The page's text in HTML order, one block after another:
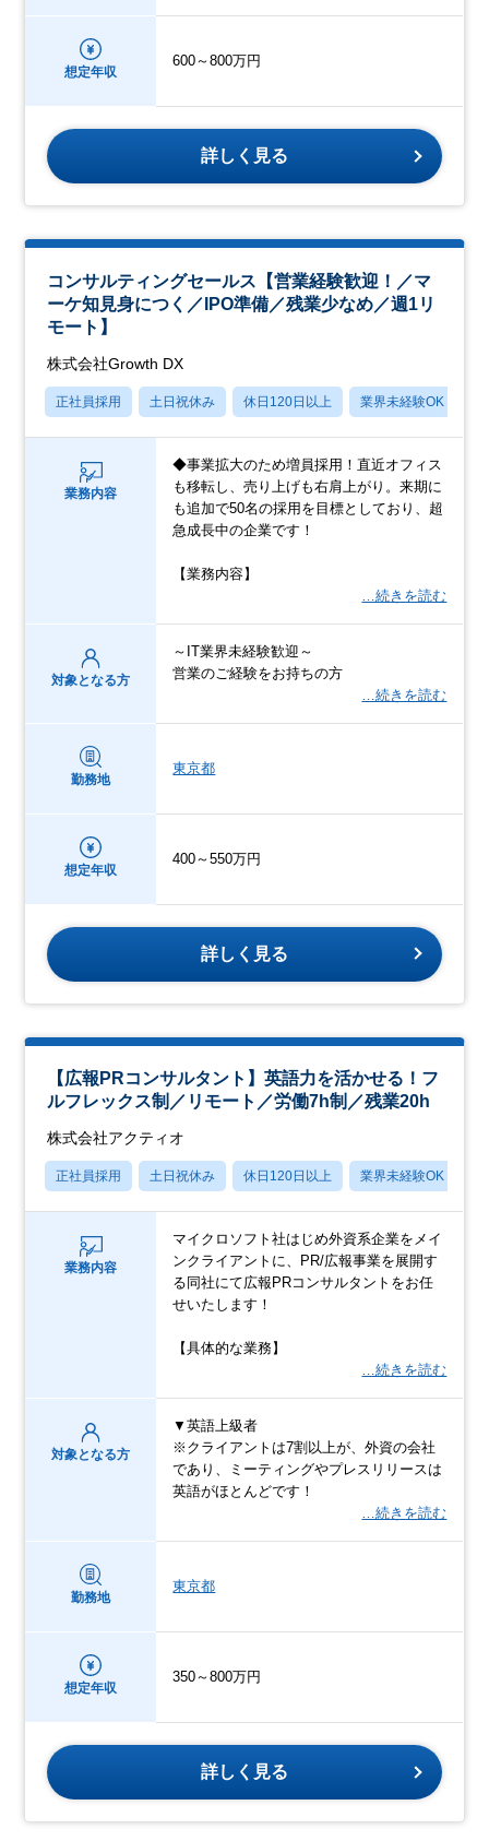
想定年収
600～800万円
詳しく見る
コンサルティングセールス【営業経験歓迎！／マ
ーケ知見身につく／IPO準備／残業少なめ／週1リ
モート】
株式会社Growth DX
正社員採用 土日祝休み 休日120日以上 業界未経験OK
業務内容
◆事業拡大のため増員採用！直近オフィス
も移転し、売り上げも右肩上がり。来期に
も追加で50名の採用を目標としており、超
急成長中の企業です！
【業務内容】
…続きを読む
対象となる方
～IT業界未経験歓迎～
営業のご経験をお持ちの方
…続きを読む
勤務地
東京都
想定年収
400～550万円
詳しく見る
【広報PRコンサルタント】英語力を活かせる！フ
ルフレックス制／リモート／労働7h制／残業20h
株式会社アクティオ
正社員採用 土日祝休み 休日120日以上 業界未経験OK
業務内容
マイクロソフト社はじめ外資系企業をメイ
ンクライアントに、PR/広報事業を展開す
る同社にて広報PRコンサルタントをお任
せいたします！
【具体的な業務】
…続きを読む
対象となる方
▼英語上級者
※クライアントは7割以上が、外資の会社
であり、ミーティングやプレスリリースは
英語がほとんどです！
…続きを読む
勤務地
東京都
想定年収
350～800万円
詳しく見る